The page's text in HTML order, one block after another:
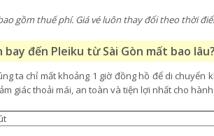
gồm thuế phí. Giá vé luôn thay đổi theo thời
bay đến Pleiku từ Sài Gòn mất bao lâu?
ta chỉ mất khoảng 1 giờ đồng hồ để di chuyển
giác thoải mái, an toàn và tiện lợi nhất cho